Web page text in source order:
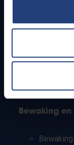
PhD-
Bewaking